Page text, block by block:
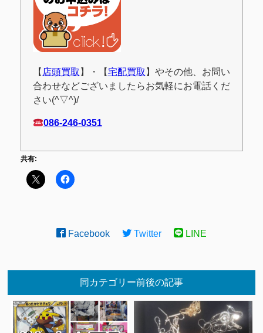
【 店頭買取 】・【宅配買取 】やその他、お問い
合わせなどございましたらお気軽にお電話くだ
さい(^▽^)/
086-246-0351
共有:
Facebook Twitter LINE
同カテゴリー前後の記事